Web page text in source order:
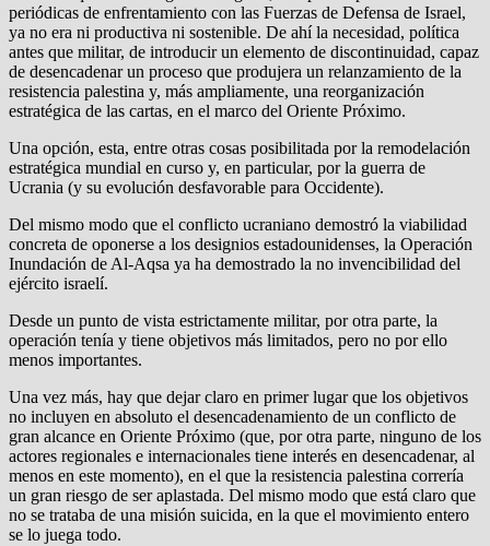
periódicas de enfrentamiento con las Fuerzas de Defensa de Israel,
ya no era ni productiva ni sostenible. De ahí la necesidad, política
antes que militar, de introducir un elemento de discontinuidad, capaz
de desencadenar un proceso que produjera un relanzamiento de la
resistencia palestina y, más ampliamente, una reorganización
estratégica de las cartas, en el marco del Oriente Próximo.
Una opción, esta, entre otras cosas posibilitada por la remodelación
estratégica mundial en curso y, en particular, por la guerra de
Ucrania (y su evolución desfavorable para Occidente).
Del mismo modo que el conflicto ucraniano demostró la viabilidad
concreta de oponerse a los designios estadounidenses, la Operación
Inundación de Al-Aqsa ya ha demostrado la no invencibilidad del
ejército israelí.
Desde un punto de vista estrictamente militar, por otra parte, la
operación tenía y tiene objetivos más limitados, pero no por ello
menos importantes.
Una vez más, hay que dejar claro en primer lugar que los objetivos
no incluyen en absoluto el desencadenamiento de un conflicto de
gran alcance en Oriente Próximo (que, por otra parte, ninguno de los
actores regionales e internacionales tiene interés en desencadenar, al
menos en este momento), en el que la resistencia palestina correría
un gran riesgo de ser aplastada. Del mismo modo que está claro que
no se trataba de una misión suicida, en la que el movimiento entero
se lo juega todo.